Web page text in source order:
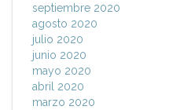
septiembre 2020
agosto 2020
julio 2020
junio 2020
mayo 2020
abril 2020
marzo 2020